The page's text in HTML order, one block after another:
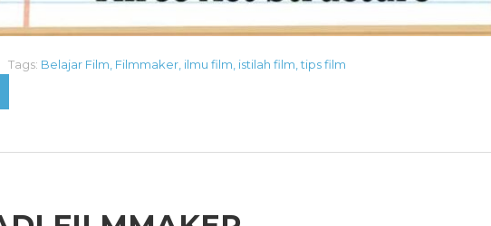
Tags: Belajar Film Filmmaker ilmu film istilah film tips film